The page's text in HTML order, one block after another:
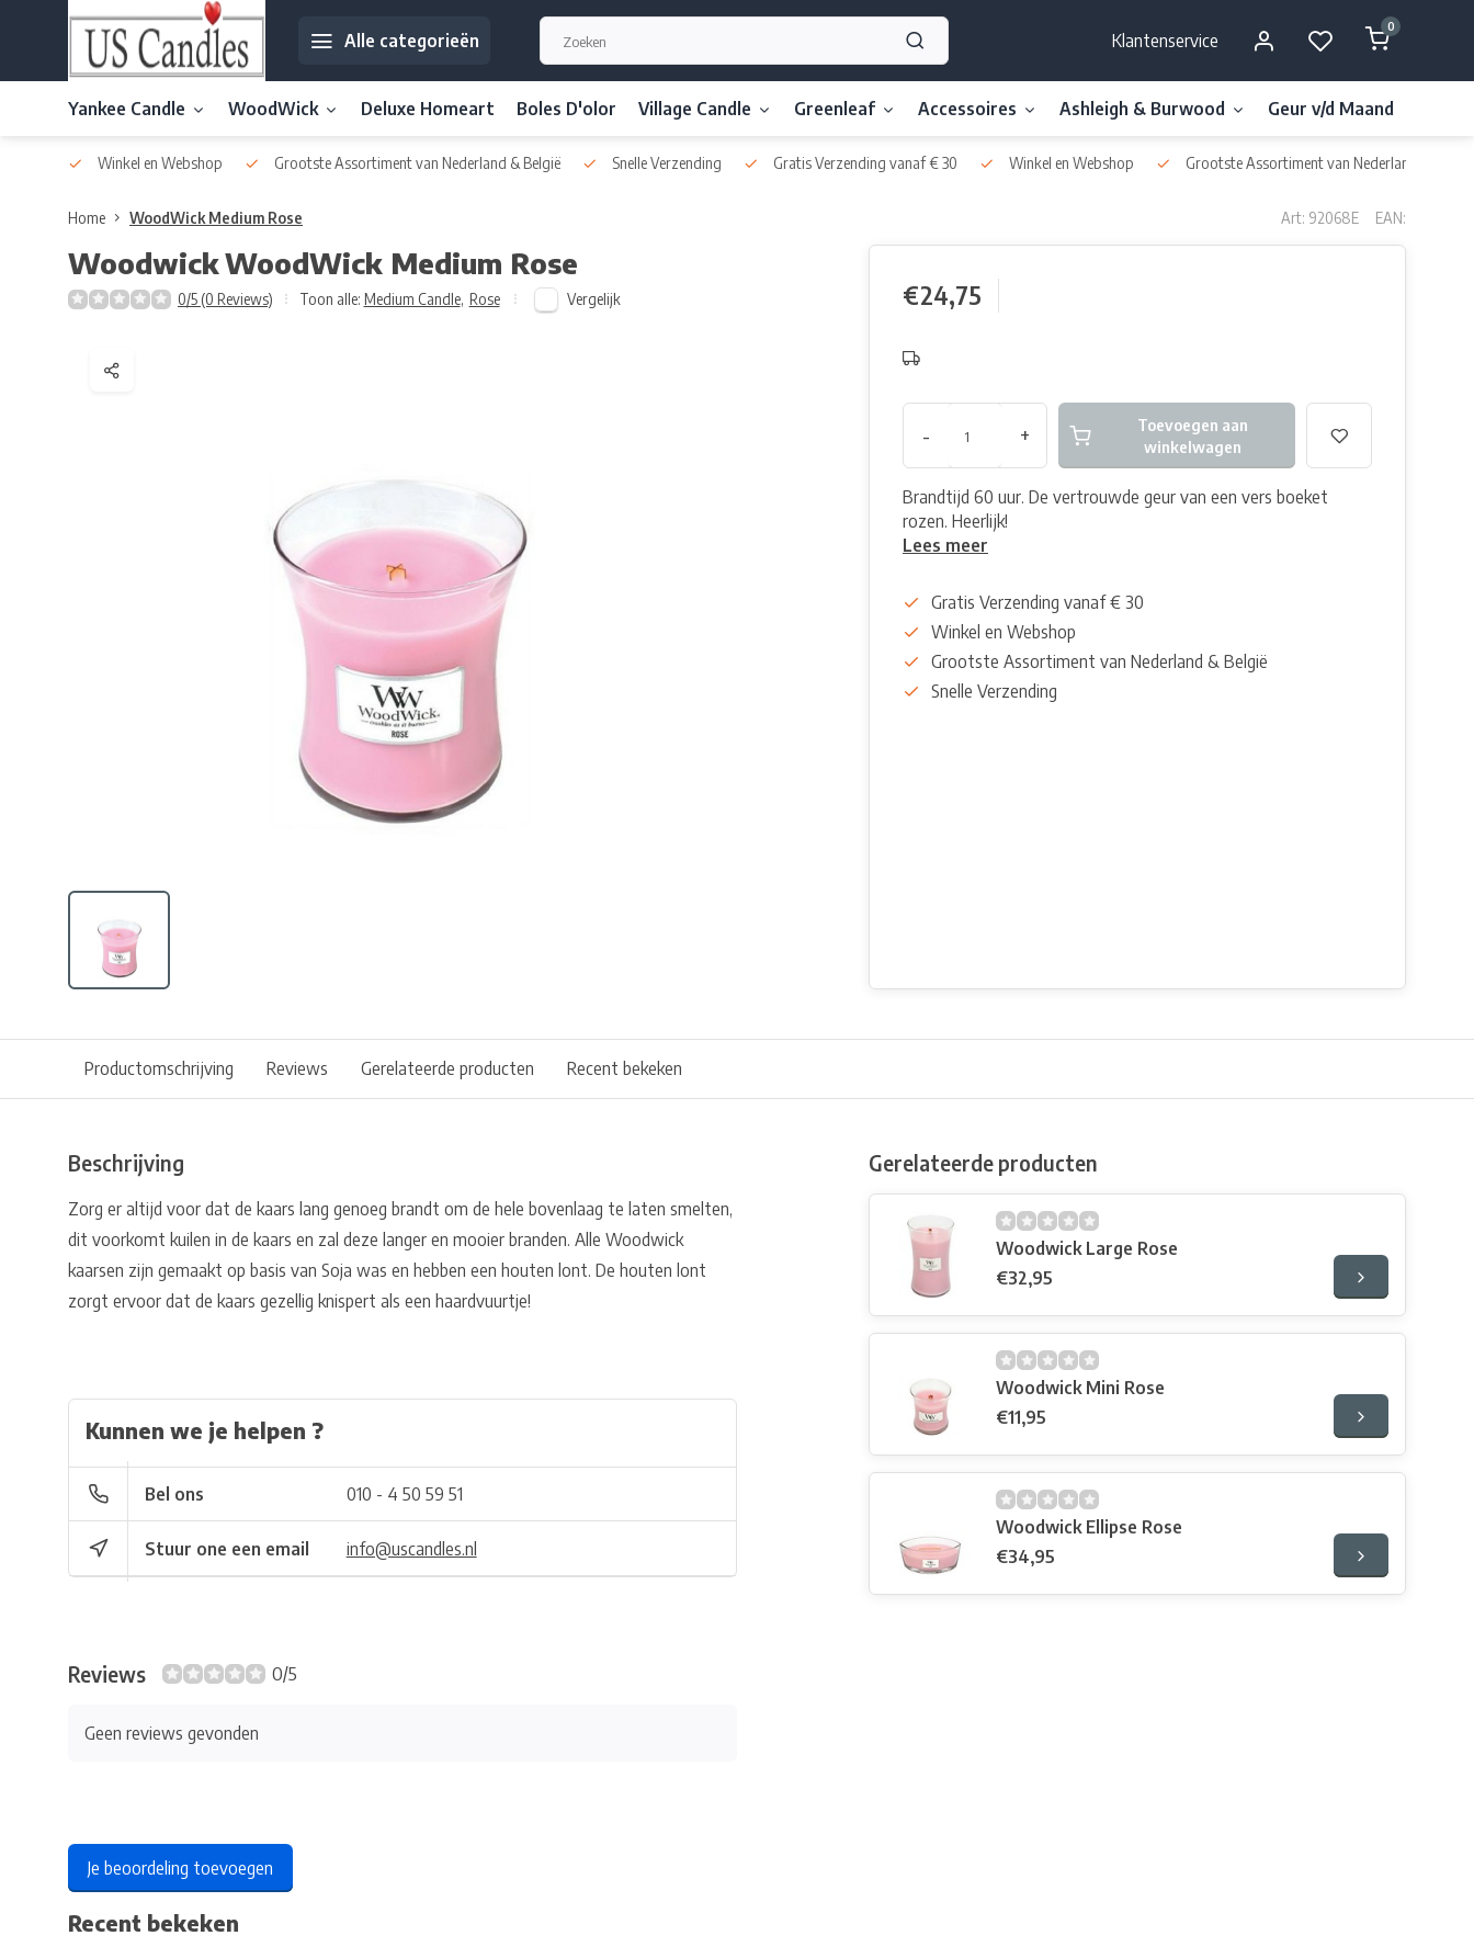
Alle categorieën Klantenservice
0
Yankee Candle WoodWick Deluxe Homeart Boles D'olor Village Candle Greenleaf Accessoires Ashleigh & Burwood Geur v/d Maand
Winkel en Webshop Grootste Assortiment van Nederland & België Snelle Verzending Gratis Verzending vanaf € 30 Winkel en Webshop Grootste Assortiment van Nederland & België
Home WoodWick Medium Rose Art: 92068E EAN:
WoodwickWoodWick Medium Rose
0/5 (0 Reviews) Toon alle: Medium Candle, Rose Vergelijk €24,75
- +
Toevoegen aan
winkelwagen
Brandtijd 60 uur. De vertrouwde geur van een vers boeket
rozen. Heerlijk!
Lees meer
Gratis Verzending vanaf € 30
Winkel en Webshop
Grootste Assortiment van Nederland & België
Snelle Verzending
Productomschrijving Reviews Gerelateerde producten Recent bekeken
Beschrijving
Zorg er altijd voor dat de kaars lang genoeg brandt om de hele bovenlaag te laten smelten,
dit voorkomt kuilen in de kaars en zal deze langer en mooier branden. Alle Woodwick
kaarsen zijn gemaakt op basis van Soja was en hebben een houten lont. De houten lont
zorgt ervoor dat de kaars gezellig knispert als een haardvuurtje!
Kunnen we je helpen ?
Bel ons 010 - 4 50 59 51
Stuur one een email info@uscandles.nl
Reviews 0/5
Geen reviews gevonden
Je beoordeling toevoegen
Gerelateerde producten
Woodwick Large Rose
€32,95
Woodwick Mini Rose
€11,95
Woodwick Ellipse Rose
€34,95
Recent bekeken